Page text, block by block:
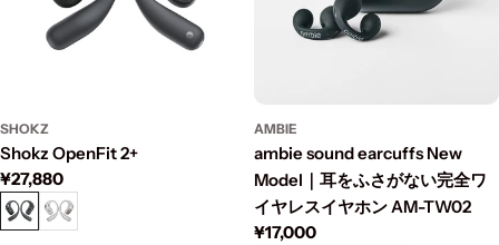
SHOKZ
Shokz OpenFit 2+
通
常
価
¥27,880
AMBIE
ambie sound earcuffs New
Model｜耳をふさがない完全ワ
イヤレスイヤホン AM-TW02
通
¥17,000